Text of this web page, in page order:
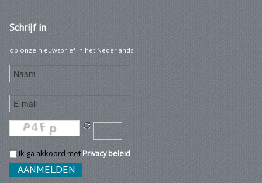
Schrijfin
op onze nieuwsbrief in het Nederlands
Ik ga akkoord metPrivacy beleid